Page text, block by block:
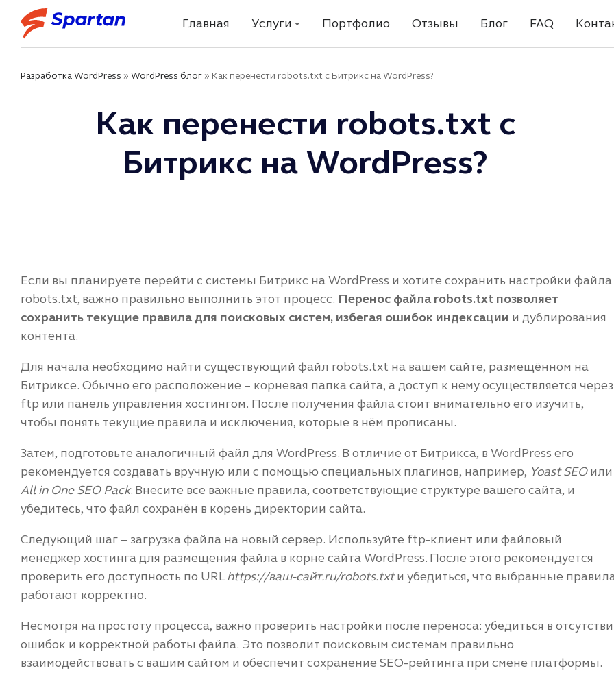
Главная Услуги Портфолио Отзывы Блог FAQ
Разработка WordPress » WordPress блог » Как перенести robots.txt с Битрикс на WordPress?
Как перенести robots.txt с
Битрикс на WordPress?
Если вы планируете перейти с системы Битрикс на WordPress и хотите сохранить настройки файла
robots.txt, важно правильно выполнить этот процесс. Перенос файла robots.txt позволяет
сохранить текущие правила для поисковых систем, избегая ошибок индексации и дублирования
контента.
Для начала необходимо найти существующий файл robots.txt на вашем сайте, размещённом на
Битриксе. Обычно его расположение – корневая папка сайта, а доступ к нему осуществляется через
ftp или панель управления хостингом. После получения файла стоит внимательно его изучить,
чтобы понять текущие правила и исключения, которые в нём прописаны.
Затем, подготовьте аналогичный файл для WordPress. В отличие от Битрикса, в WordPress его
рекомендуется создавать вручную или с помощью специальных плагинов, например, Yoast SEOили
All in One SEO Pack. Внесите все важные правила, соответствующие структуре вашего сайта, и
убедитесь, что файл сохранён в корень директории сайта.
Следующий шаг – загрузка файла на новый сервер. Используйте ftp-клиент или файловый
менеджер хостинга для размещения файла в корне сайта WordPress. После этого рекомендуется
проверить его доступность по URLhttps://ваш-сайт.ru/robots.txtи убедиться, что выбранные
работают корректно.
Несмотря на простоту процесса, важно проверить настройки после переноса: убедиться в
ошибок и корректной работы файла. Это позволит поисковым системам правильно
взаимодействовать с вашим сайтом и обеспечит сохранение SEO-рейтинга при смене платформы.